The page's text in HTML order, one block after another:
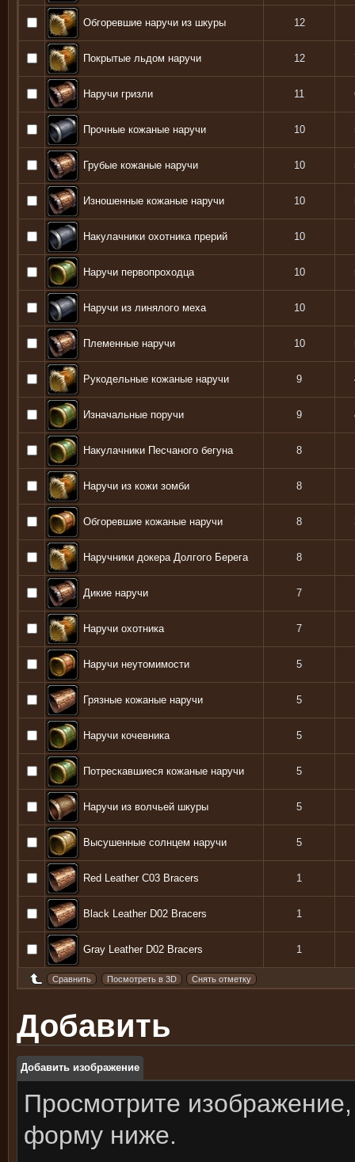
Обгоревшие наручи из шкуры 12
Покрытые льдом наручи 12
Наручи гризли 11
Прочные кожаные наручи 10
Грубые кожаные наручи 10
Изношенные кожаные наручи 10
Накулачники охотника прерий 10
Наручи первопроходца 10
Наручи из линялого меха 10
Племенные наручи 10
Рукодельные кожаные наручи 9
Изначальные поручи 9
Накулачники Песчаного бегуна 8
Наручи из кожи зомби 8
Обгоревшие кожаные наручи 8
Наручники докера Долгого Берега 8
Дикие наручи 7
Наручи охотника 7
Наручи неутомимости 5
Грязные кожаные наручи 5
Наручи кочевника 5
Потрескавшиеся кожаные наручи 5
Наручи из волчьей шкуры 5
Высушенные солнцем наручи 5
Red Leather C03 Bracers 1
Black Leather D02 Bracers 1
Gray Leather D02 Bracers 1
Добавить
Добавить изображение
Просмотрите изображение,
форму ниже.